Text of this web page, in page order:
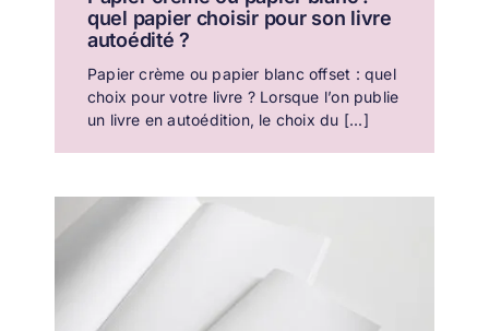
quel papier choisir pour son livre
autoédité ?
Papier crème ou papier blanc offset : quel
choix pour votre livre ? Lorsque l’on publie
un livre en autoédition, le choix du [...]